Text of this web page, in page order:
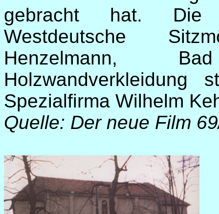
gebracht hat. Die
Westdeutsche
Henzelmann,
Holzwandverkleidung
Spezialfirma Wilhelm
Quelle: Der neue Film